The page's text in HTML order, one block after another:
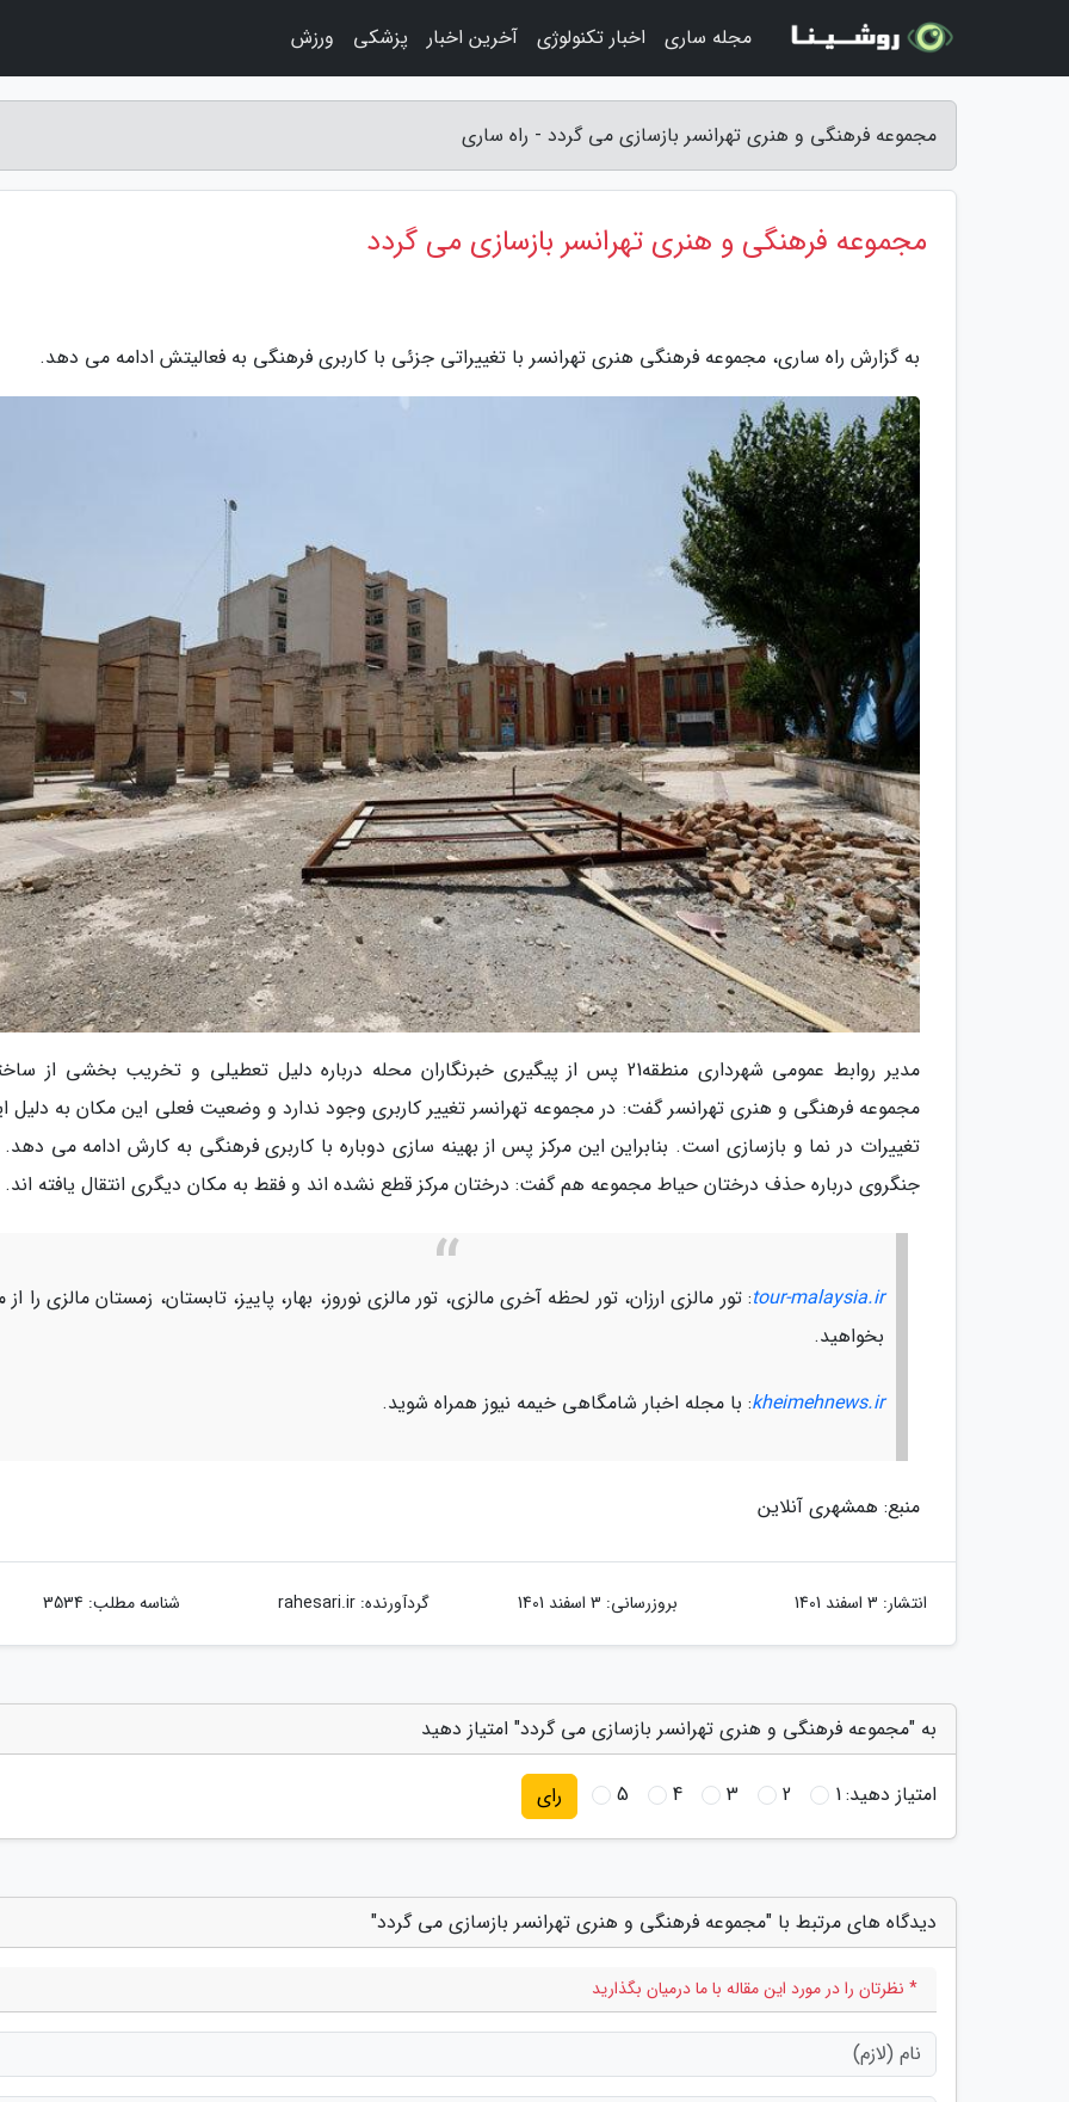
مجموعه فرهنگی و هنری تهرانسر بازسازی می گردد - راه ساری
مجموعه فرهنگی و هنری تهرانسر بازسازی می گردد
به گزارش راه ساری، مجموعه فرهنگی هنری تهرانسر با تغییراتی جزئی با کاربری فرهنگی به فعالیتش ادامه می دهد.
مدیر روابط عمومی شهرداری منطقه21 پس از پیگیری خبرنگاران محله درباره دلیل تعطیلی و تخریب بخشی از
مجموعه فرهنگی و هنری تهرانسر گفت: در مجموعه تهرانسر تغییر کاربری وجود ندارد و وضعیت فعلی این مکان به دلیل
تغییرات در نما و بازسازی است. بنابراین این مرکز پس از بهینه سازی دوباره با کاربری فرهنگی به کارش ادامه می
جنگروی درباره حذف درختان حیاط مجموعه هم گفت: درختان مرکز قطع نشده اند و فقط به مکان دیگری انتقال یافته اند.
tour-malaysia.ir: تور مالزی ارزان، تور لحظه آخری مالزی، تور مالزی نوروز، بهار، پاییز، تابستان، زمستان مالزی را از
بخواهید.
kheimehnews.ir: با مجله اخبار شامگاهی خیمه نیوز همراه شوید.
منبع: همشهری آنلاین
انتشار: 3 اسفند 1401 بروزرسانی: 3 اسفند 1401 گردآورنده:rahesari.ir شناسه مطلب: 3534
به "مجموعه فرهنگی و هنری تهرانسر بازسازی می گردد" امتیاز دهید
امتیاز دهید:1
2
3
4
5 رای
دیدگاه های مرتبط با "مجموعه فرهنگی و هنری تهرانسر بازسازی می گردد"
* نظرتان را در مورد این مقاله با ما درمیان بگذارید
مجله ساری اخبار تکنولوژی آخرین اخبار پزشکی ورزش